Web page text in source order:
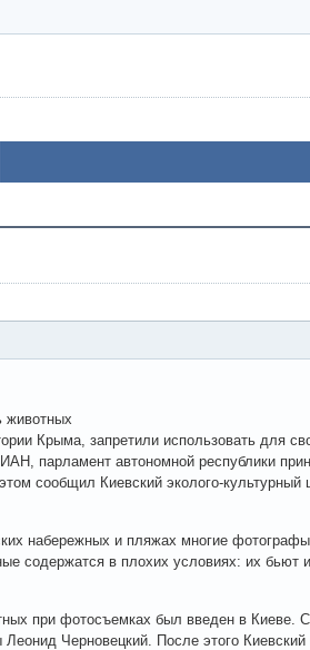
животных
Крыма, запретили использовать для
парламент автономной республики
сообщил Киевский эколого-
набережных и пляжах многие
содержатся в плохих условиях: их бьют
при фотосъемках был введен в Киеве.
Черновецкий. После этого